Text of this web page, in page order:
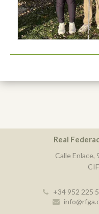
Real
Calle Enlace,
+34 952 225